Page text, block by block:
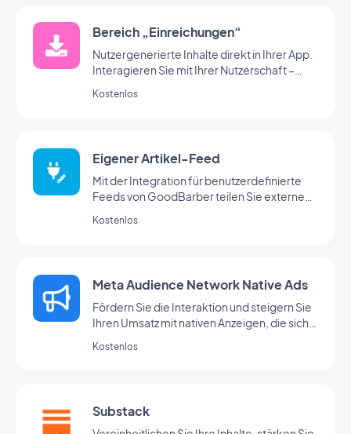
Bereich „Einreichungen“
Nutzergenerierte Inhalte direkt in Ihrer App.
Interagieren Sie mit Ihrer Nutzerschaft –
GoodBarber
Kostenlos
Eigener Artikel-Feed
Mit der Integration für benutzerdefinierte
Feeds von GoodBarber teilen Sie externe
benutzerdefinierten Feed
Kostenlos
Meta Audience Network Native Ads
Fördern Sie die Interaktion und steigern Sie
Ihren Umsatz mit nativen Anzeigen, die sich
einfügen. (ehemals Facebook Native Ads)
Kostenlos
Substack